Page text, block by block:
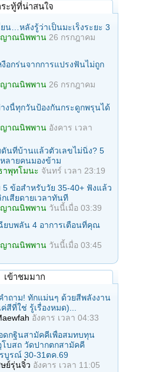
ระทู้ที่น่าสนใจ
น…หลังรู้ว่าเป็นมะเร็งระยะ 3
าณนิพพาน 26 กรกฎาคม
อกร่นจากการแปรงฟันไม่ถูก
าณนิพพาน 26 กรกฎาคม
งนี้ทุกวันป้องกันกระดูกพรุนได้
าณนิพพาน อังคาร เวลา
นที่บ้านแล้วตัวเลขไม่นิ่ง? 5
ลายคนมองข้าม
าพุทโมนะ จันทร์ เวลา 23:19
5 ข้อสำหรับวัย 35-40+ ฟังแล้ว
เสียดายเวลาทันที
าณนิพพาน วันนี้เมื่อ 03:39
ยบพลัน 4 อาการเตือนที่คุณ
าณนิพพาน วันนี้เมื่อ 03:45
เข้าชมมาก
ำถาม! ทักแม่นๆ ด้วยสีพลังงาน
สีที่ใช่ รู้เรื่องหมด)...
อังคาร เวลา 04:33
ดกฐินสามัคคีเพื่อสมทบทุน
โบสถ วัดปากตกสามัคคี
บูรณ์ 30-31ตค.69
ย์รุ่นจิ๋ว อังคาร เวลา 11:05